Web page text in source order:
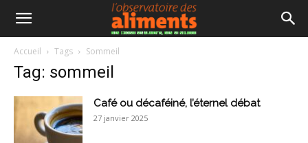
Accueil Tags Sommeil
Tag: sommeil
Café ou décaféiné, l’éternel débat
27 janvier 2025